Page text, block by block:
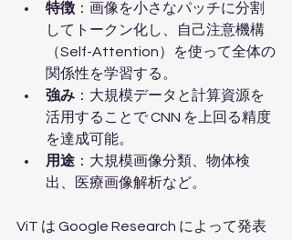
特徴 ：画像を小さなパッチに分割
してトークン化し、自己注意機構
（Self-Attention）を使って全体の
関係性を学習する。
強み ：大規模データと計算資源を
活用することで CNN を上回る精度
を達成可能。
用途 ：大規模画像分類、物体検
出、医療画像解析など。
ViT は Google Research によって発表